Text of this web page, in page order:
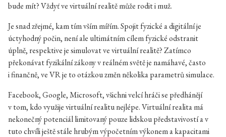
bude mít? Vždyť ve virtuální realitě může rodit i muž.
Je snad zřejmé, kam tím vším mířím. Spojit fyzické a digitální je
úctyhodný počin, není ale ultimátním cílem fyzické odstranit
úplně, respektive je simulovat ve virtuální realitě? Zatímco
překonávat fyzikální zákony v reálném světě je namáhavé, často
i finančně, ve VR je to otázkou změn několika parametrů simulace.
Facebook, Google, Microsoft, všichni velcí hráči se předhánějí
v tom, kdo využije virtuální realitu nejlépe. Virtuální realita má
nekonečný potenciál limitovaný pouze lidskou představivostí a v
tuto chvíli ještě stále hrubým výpočetním výkonem a kapacitami